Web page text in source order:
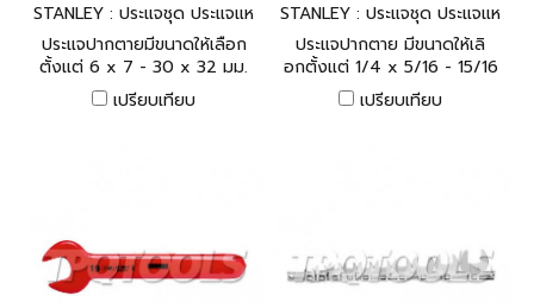
STANLEY : ประแจชุด ประแจแห
วน-ปากตาย
ประแจปากตายมีขนาดให้เลือก
ตั้งแต่ 6 x 7 - 30 x 32 มม.
เปรียบเทียบ
STANLEY : ประแจชุด ประแจแห
วน-ปากตาย 87 Series
ประแจปากตาย มีขนาดให้เลิ
อกตั้งแต่ 1/4 x 5/16 - 15/16
x 1 นิ้ว
เปรียบเทียบ